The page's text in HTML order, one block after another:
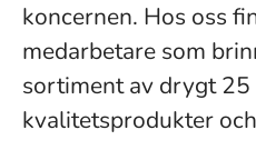
koncernen. Hos oss
medarbetare som
sortiment av drygt
kvalitetsprodukter